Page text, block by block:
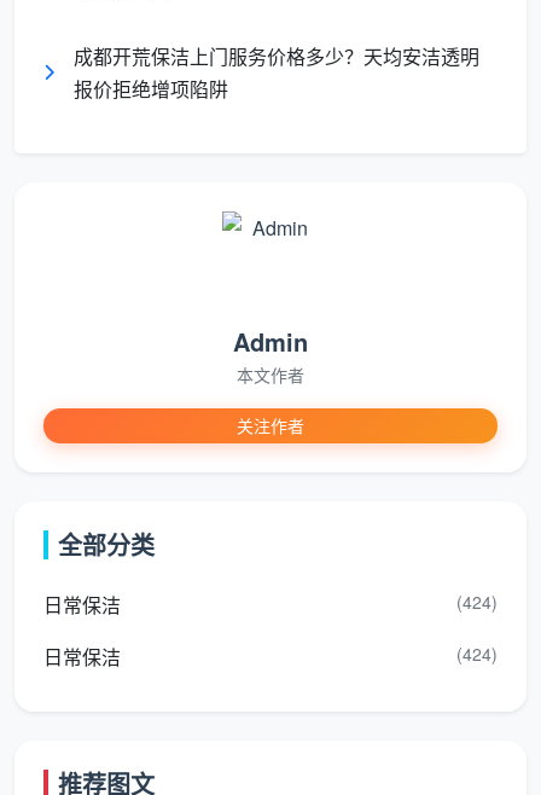
些费用。了解这些，当你再去搜索“成都新房开荒保洁多
为什么看起来都是“开荒保洁”，不同团队报出的价
这也能够解释一部分成本构成：
第一步：现场评估与防护
上门后，领队会先检查装修残留情况，确认重点难点区
域，并对已安装好的五金件、木地板边缘等进行简单遮
第二步：由上到下，除尘去渍
次吸尘。这一步对清除腻子粉残余至关重要，能避免后
续湿擦造成泥浆污染。
再用专用刷头和清洁剂精细处理槽内积灰，最后擦净
成都开荒保洁上门服务价格多少？天均安洁透明
报价拒绝增项陷阱
Admin
本文作者
关注作者
全部分类
日常保洁 (424)
日常保洁 (424)
推荐图文